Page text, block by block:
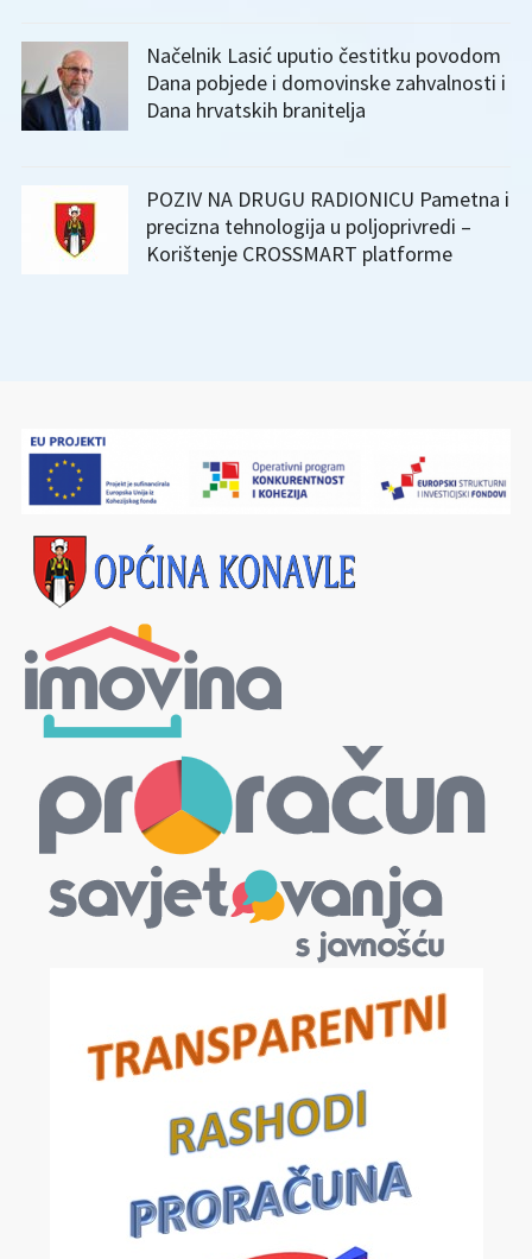
Načelnik Lasić uputio čestitku povodom
Dana pobjede i domovinske zahvalnosti i
Dana hrvatskih branitelja
POZIV NA DRUGU RADIONICU Pametna i
precizna tehnologija u poljoprivredi –
Korištenje CROSSMART platforme